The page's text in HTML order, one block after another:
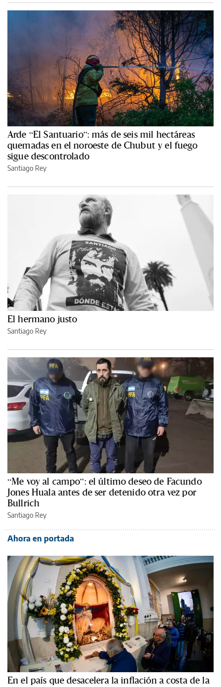
Arde “El Santuario”: más de seis mil hectáreas
quemadas en el noroeste de Chubut y el fuego
sigue descontrolado
Santiago Rey
El hermano justo
Santiago Rey
“Me voy al campo”: el último deseo de Facundo
Jones Huala antes de ser detenido otra vez por
Bullrich
Santiago Rey
Ahora en portada
En el país que desacelera la inflación a costa de la